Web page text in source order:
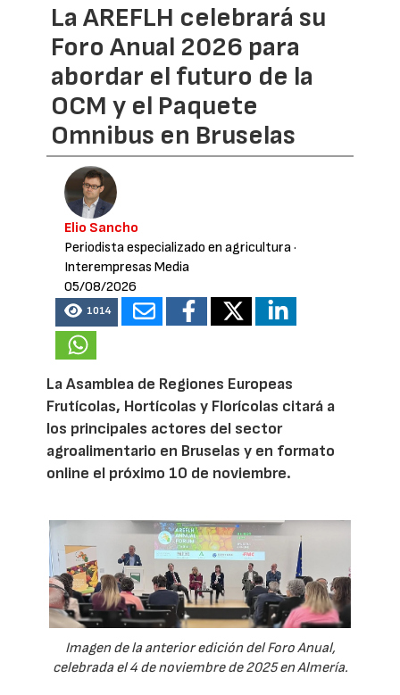
La AREFLH celebrará su
Foro Anual 2026 para
abordar el futuro de la
OCM y el Paquete
Omnibus en Bruselas
Elio Sancho
Periodista especializado en agricultura·
Interempresas Media
05/08/2026
1014
La Asamblea de Regiones Europeas
Frutícolas, Hortícolas y Florícolas citará a
los principales actores del sector
agroalimentario en Bruselas y en formato
online el próximo 10 de noviembre.
Imagen de la anterior edición del Foro Anual,
celebrada el 4 de noviembre de 2025 en Almería.